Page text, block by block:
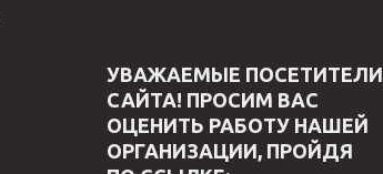
УВАЖАЕМЫЕ ПОСЕТИТЕЛИ
САЙТА! ПРОСИМ ВАС
ОЦЕНИТЬ РАБОТУ НАШЕЙ
ОРГАНИЗАЦИИ, ПРОЙДЯ